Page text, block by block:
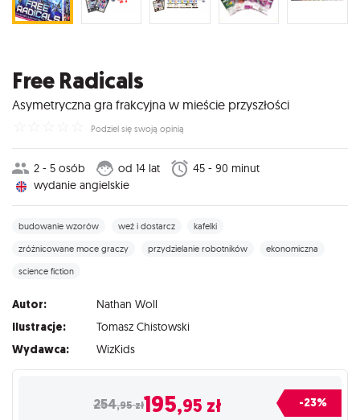
Free Radicals
Asymetryczna gra frakcyjna w mieście przyszłości
Podziel się swoją opinią
2 - 5 osób od 14 lat
45 - 90 minut
wydanie angielskie
budowanie wzorów weź i dostarcz
kafelki
zróżnicowane moce graczy
przydzielanie robotników
ekonomiczna
science fiction
Autor: Nathan Woll
Ilustracje: Tomasz Chistowski
Wydawca: WizKids
254,95zł195,95 zł -23%